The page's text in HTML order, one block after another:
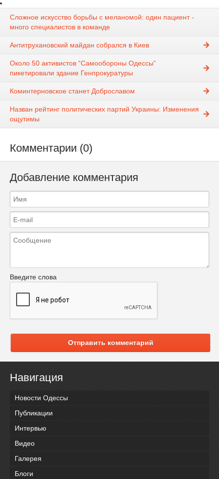
Сложное искусство борьбы с меланомой: один пациент -
много специалистов в команде
Антитрухановский майдан собрался в Киев
Около 50 активистов “Самообороны Одессы”
пикетировали здание Генпрокуратуры
Коминтерновское станет Доброславом
Назван рейтинг политических партий Украины: Изменения
ощутимы
Комментарии (0)
Добавление комментария
Введите слова
Отправить комментарий
Навигация
Новости Одессы
Публикации
Интервью
Видео
Галерея
Блоги